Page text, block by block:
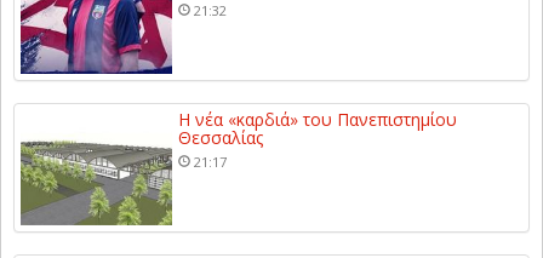
21:32
Η νέα «καρδιά» του Πανεπιστημίου
Θεσσαλίας
21:17